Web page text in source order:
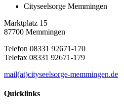
Cityseelsorge Memmingen
Marktplatz 15
87700 Memmingen
Telefon 08331 92671-170
Telefax 08331 92671-179
mail(at)cityseelsorge-memmingen.de
Quicklinks